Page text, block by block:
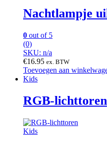
Nachtlampje
0 out of 5
(0)
SKU: n/a
€16.95 ex. BTW
Toevoegen aan
Kids
RGB-lichttoren
Kids